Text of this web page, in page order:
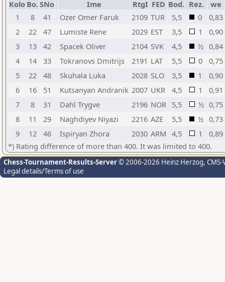
Kolo Bo.SNo Ime RtgI FED Bod. Rez.
we
1
8 41 Ozer Omer Faruk 2109 TUR 5,5 0
0,83
2
22 47 Lumiste Rene 2029 EST 3,5 1
0,90
3
13 42 Spacek Oliver 2104 SVK 4,5 ½ 0,84
4
14 33 Tokranovs Dmitrijs 2191 LAT 5,5 0
0,75
5
22 48 Skuhala Luka 2028 SLO 3,5 1
0,90
6
16 51 Kutsanyan Andranik 2007 UKR 4,5 1
0,91
7
8 31 Dahl Trygve 2196 NOR 5,5 ½ 0,75
8
11 29 Naghdiyev Niyazi 2216 AZE 5,5 ½ 0,73
9
12 46 Ispiryan Zhora 2030 ARM 4,5 1
0,89
*) Rating difference of more than 400. It was limited to 400.
Chess-Tournament-Results-Server© 2006-2026 Heinz Herzog,
Legal details/Terms of use